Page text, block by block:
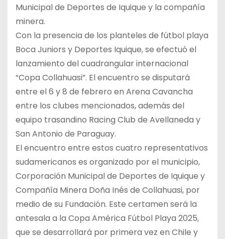
Municipal de Deportes de Iquique y la compañía
minera.
Con la presencia de los planteles de fútbol playa
Boca Juniors y Deportes Iquique, se efectuó el
lanzamiento del cuadrangular internacional
“Copa Collahuasi”. El encuentro se disputará
entre el 6 y 8 de febrero en Arena Cavancha
entre los clubes mencionados, además del
equipo trasandino Racing Club de Avellaneda y
San Antonio de Paraguay.
El encuentro entre estos cuatro representativos
sudamericanos es organizado por el municipio,
Corporación Municipal de Deportes de Iquique y
Compañía Minera Doña Inés de Collahuasi, por
medio de su Fundación. Este certamen será la
antesala a la Copa América Fútbol Playa 2025,
que se desarrollará por primera vez en Chile y